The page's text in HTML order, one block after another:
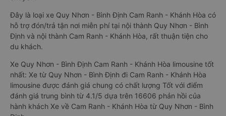
Đây là loại xe Quy Nhơn - Bình Định Cam Ranh - Khánh Hòa có
hỗ trợ đón/trả tận nơi miễn phí tại nội thành Quy Nhơn - Bình
Định và nội thành Cam Ranh - Khánh Hòa, rất thuận tiện cho
du khách.
Xe Quy Nhơn - Bình Định Cam Ranh - Khánh Hòa limousine tốt
nhất: Xe từ Quy Nhơn - Bình Định đi Cam Ranh - Khánh Hòa
limousine được đánh giá chung có chất lượng Tốt với điểm
đánh giá trung bình từ 4.1/5 dựa trên 16606 phản hồi của
hành khách Xe về Cam Ranh - Khánh Hòa từ Quy Nhơn - Bình